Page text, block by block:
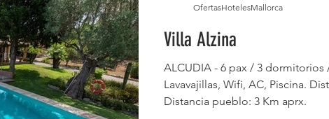
Villa Alzina
ALCUDIA - 6 pax / 3 dormitorios
Lavavajillas, Wifi, AC, Piscina.
Distancia pueblo: 3 Km aprx.
OfertasHotelesMallorca